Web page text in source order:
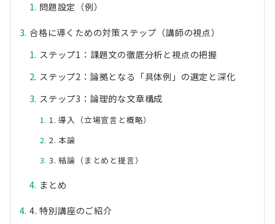
問題設定（例）
合格に導くための対策ステップ（講師の視点）
ステップ1：課題文の徹底分析と視点の把握
ステップ2：論拠となる「具体例」の選定と深化
ステップ3：論理的な文章構成
1. 導入（立場宣言と概略）
2. 本論
3. 結論（まとめと提言）
まとめ
4. 特別講座のご紹介